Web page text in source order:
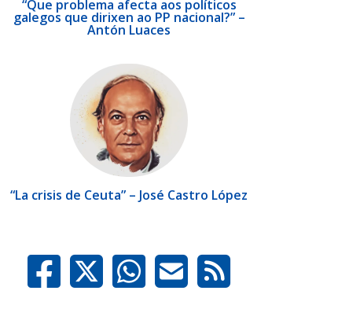
“Que problema afecta aos políticos
galegos que dirixen ao PP nacional?” –
Antón Luaces
“La crisis de Ceuta” – José Castro López